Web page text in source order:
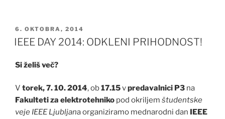
OBJAVLJENO
DNE
6. OKTOBRA, 2014
IEEE DAY 2014: ODKLENI PRIHODNOST!
Si želiš več?
V torek, 7. 10. 2014, ob17.15vpredavalnici P3 na
Fakulteti za elektrotehniko pod okriljem študentske
veje IEEE Ljubljana organiziramo mednarodni dan IEEE